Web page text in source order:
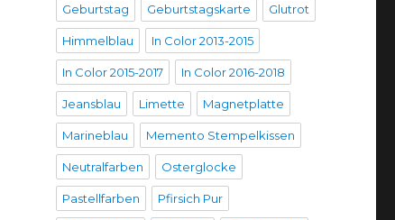
Geburtstag Geburtstagskarte Glutrot
Himmelblau In Color 2013-2015
In Color 2015-2017 In Color 2016-2018
Jeansblau Limette Magnetplatte
Marineblau Memento Stempelkissen
Neutralfarben Osterglocke
Pastellfarben Pfirsich Pur